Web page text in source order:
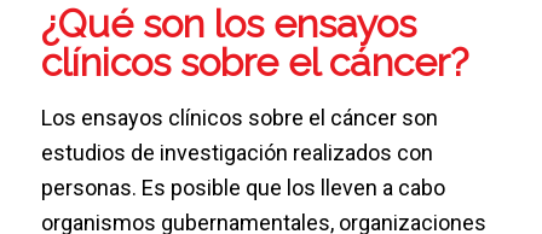
¿Qué son los ensayos
clínicos sobre el cáncer?
Los ensayos clínicos sobre el cáncer son
estudios de investigación realizados con
personas. Es posible que los lleven a cabo
organismos gubernamentales, organizaciones